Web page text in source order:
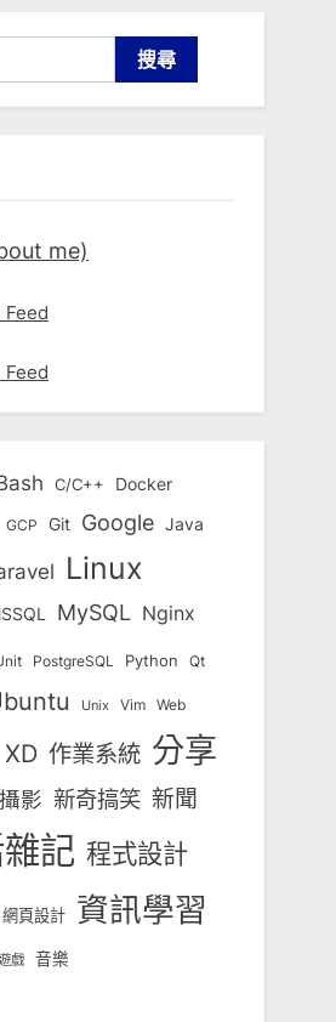
me)
Feed
Feed
C/C++ Docker
GCP Git Google Java
Linux
MySQL Nginx
PostgreSQL Python Qt
Unix Vim Web
XD 作業系統 分享
攝影 新奇搞笑 新聞
記 程式設計
網頁設計 資訊學習
戲 音樂